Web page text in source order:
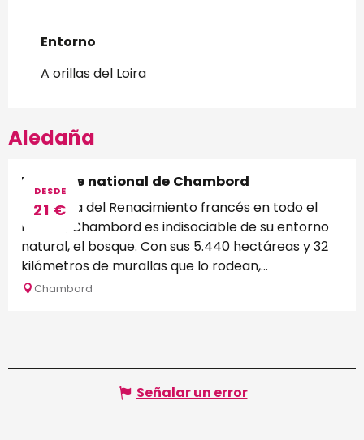
Entorno
Entorno
A orillas del Loira
Aledaña
DESDE
21 €
Domaine national de Chambord
Emblema del Renacimiento francés en todo el
mundo, Chambord es indisociable de su entorno
natural, el bosque. Con sus 5.440 hectáreas y 32
kilómetros de murallas que lo rodean,...
Chambord
Señalar un error